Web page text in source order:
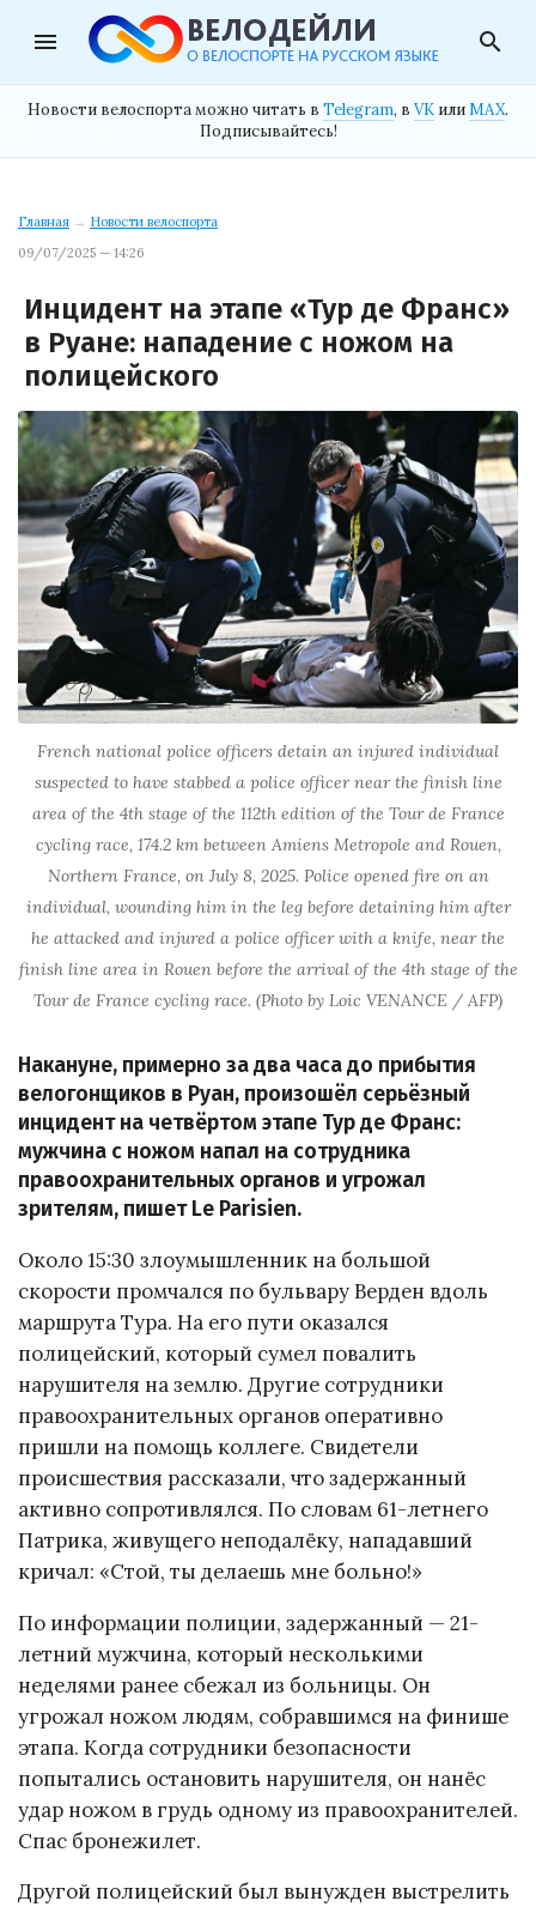
menu search
Новости велоспорта можно читать в Telegram, в VK илиMAX.
Подписывайтесь!
Главная → Новости велоспорта
09/07/2025 — 14:26
Инцидент на этапе «Тур де Франс»
в Руане: нападение с ножом на
полицейского
French national police officers detain an injured individual
suspected to have stabbed a police officer near the finish line
area of the 4th stage of the 112th edition of the Tour de France
cycling race, 174.2 km between Amiens Metropole and Rouen,
Northern France, on July 8, 2025. Police opened fire on an
individual, wounding him in the leg before detaining him after
he attacked and injured a police officer with a knife, near the
finish line area in Rouen before the arrival of the 4th stage of the
Tour de France cycling race. (Photo by Loic VENANCE / AFP)
Накануне, примерно за два часа до прибытия
велогонщиков в Руан, произошёл серьёзный
инцидент на четвёртом этапе Тур де Франс:
мужчина с ножом напал на сотрудника
правоохранительных органов и угрожал
зрителям, пишет Le Parisien.
Около 15:30 злоумышленник на большой
скорости промчался по бульвару Верден вдоль
маршрута Тура. На его пути оказался
полицейский, который сумел повалить
нарушителя на землю. Другие сотрудники
правоохранительных органов оперативно
пришли на помощь коллеге. Свидетели
происшествия рассказали, что задержанный
активно сопротивлялся. По словам 61-летнего
Патрика, живущего неподалёку, нападавший
кричал: «Стой, ты делаешь мне больно!»
По информации полиции, задержанный — 21-
летний мужчина, который несколькими
неделями ранее сбежал из больницы. Он
угрожал ножом людям, собравшимся на финише
этапа. Когда сотрудники безопасности
попытались остановить нарушителя, он нанёс
удар ножом в грудь одному из правоохранителей.
Спас бронежилет.
Другой полицейский был вынужден выстрелить